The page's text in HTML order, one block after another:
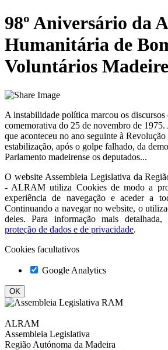
98º Aniversário da
Humanitária de
Voluntários
A instabilidade política marcou os discursos
comemorativa do 25 de novembro de 1975.
que aconteceu no ano seguinte à
estabilização, após o golpe falhado, da
Parlamento madeirense os deputados...
O website Assembleia Legislativa da
- ALRAM utiliza Cookies de modo a
experiência de navegação e aceder a
Continuando a navegar no website, o
deles. Para informação mais detalhada,
proteção de dados e de privacidade.
Cookies facultativos
Google Analytics
ALRAM
Assembleia Legislativa
Região Autónoma da Madeira